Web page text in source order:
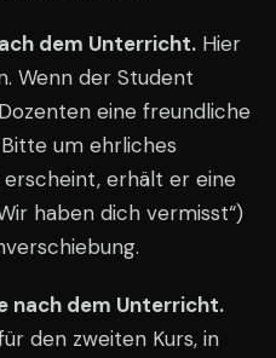
dem Unterricht. Hier
Wenn der Student
eine freundliche
um ehrliches
erhält er eine
haben dich vermisst“)
nach dem Unterricht.
den zweiten Kurs, in